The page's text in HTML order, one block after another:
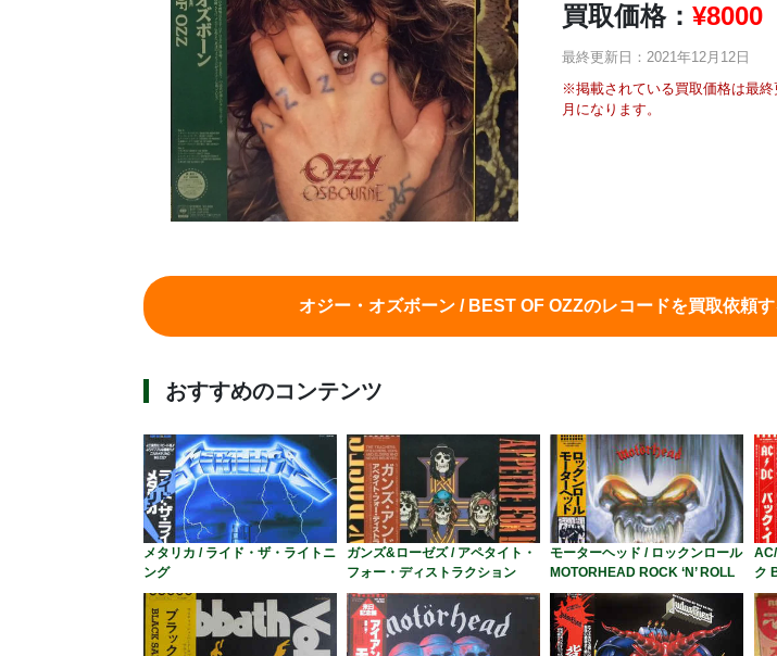
買取価格： ¥8000
最終更新日：2021年12月12日
※掲載されている買取価格は最
月になります。
オジー・オズボーン / BEST OF OZZのレコードを買取依頼す
おすすめのコンテンツ
メタリカ / ライド・ザ・ライトニ
ング
ガンズ&ローゼズ / アペタイト・
フォー・ディストラクション
モーターヘッド / ロックンロール
MOTORHEAD ROCK ‘N’ ROLL
ク